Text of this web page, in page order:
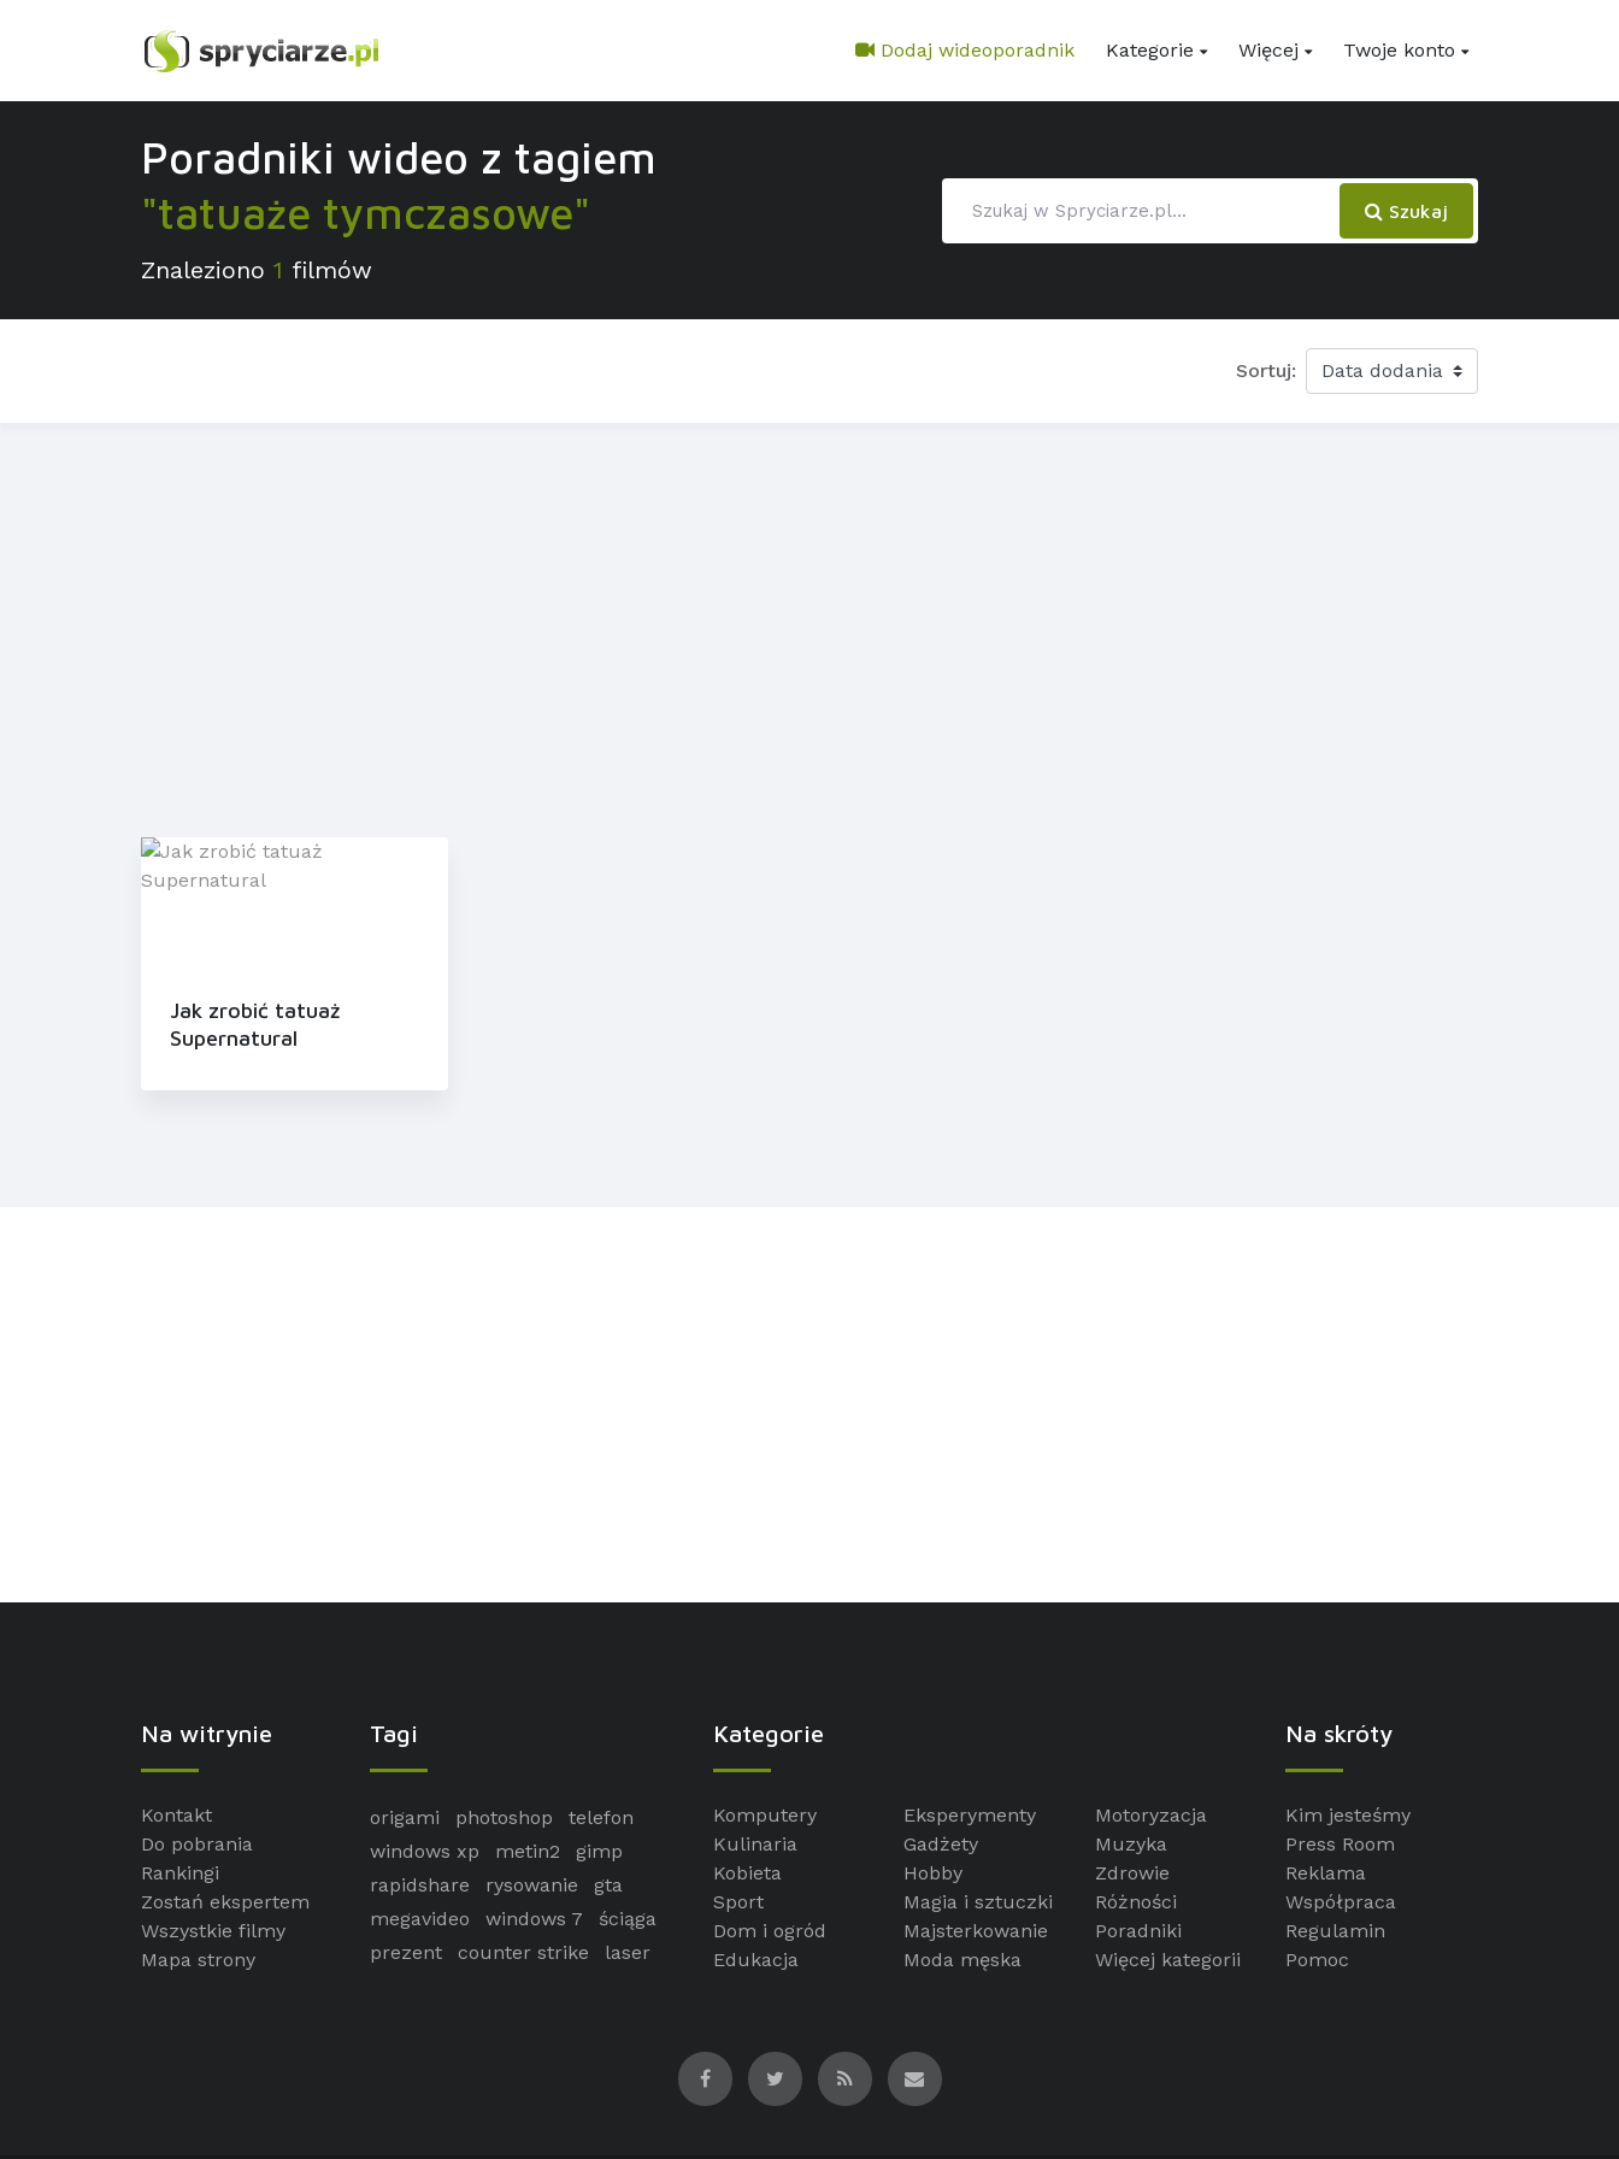
Dodaj wideoporadnik Kategorie Więcej Twoje konto
Poradniki wideo z tagiem
"tatuaże tymczasowe"
Znaleziono 1 filmów
Szukaj
Sortuj:
Jak zrobić tatuaż
Supernatural
Na witrynie
Kontakt
Do pobrania
Rankingi
Zostań ekspertem
Wszystkie filmy
Mapa strony
Tagi
origami photoshop
telefon
windows xp
metin2
gimp
rapidshare
rysowanie
gta
megavideo
windows 7
ściąga
prezent
counter strike laser
Kategorie
Komputery
Kulinaria
Kobieta
Sport
Dom i ogród
Edukacja
Eksperymenty
Gadżety
Hobby
Magia i sztuczki
Majsterkowanie
Moda męska
Motoryzacja
Muzyka
Zdrowie
Różności
Poradniki
Więcej kategorii
Na skróty
Kim jesteśmy
Press Room
Reklama
Współpraca
Regulamin
Pomoc